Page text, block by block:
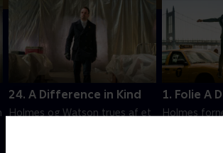
24. A Difference in Kind
Holmes og Watson trues af et
1. Folie A
Holmes
er ulykkelig
om hun er